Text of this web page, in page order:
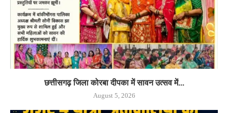
छत्तीसगढ़ जिला कोरबा दीपका में सावन उत्सव में...
August 5, 2026